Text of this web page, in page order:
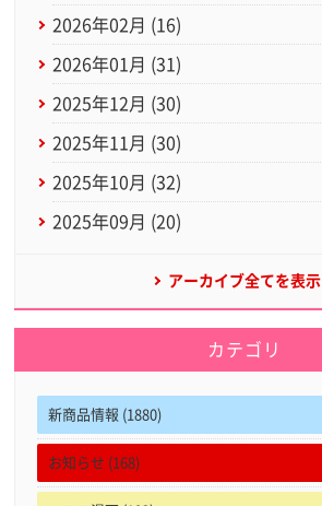
2026年02月 (16)
2026年01月 (31)
2025年12月 (30)
2025年11月 (30)
2025年10月 (32)
2025年09月 (20)
アーカイブ全てを表示
カテゴリ
新商品情報 (1880)
お知らせ (168)